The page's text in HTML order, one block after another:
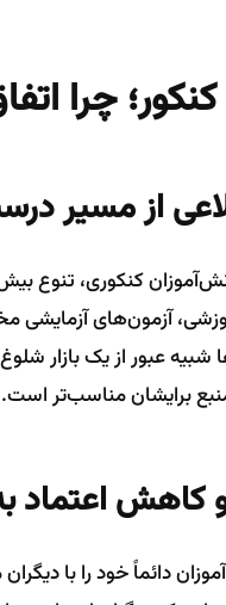
چرا
کنکوری، تنوع
آزمون‌های
شبیه عبور از یک بازار
برایشان مناسب‌تر است.
دائماً خود را با